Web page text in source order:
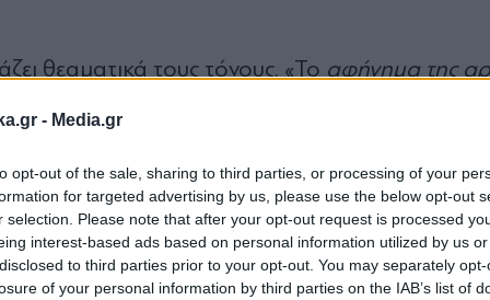
- Media.gr
opt-out of the sale, sharing to third parties, or processing of your
for targeted advertising by us, please use the below opt-out
selection. Please note that after your opt-out request is processed
interest-based ads based on personal information utilized by us
to third parties prior to your opt-out. You may separately
of your personal information by third parties on the IAB’s list of
θεαματικά τους τόνους. «Το αφήγημα της
η Χαριλάου Τρικούπη, υποστηρίζοντας ότι ο
και επιχειρεί να μεταθέσει την ευθύνη στη
Αγροτικής Ανάπτυξης ουσιαστικά
ΑΕΙ, επικαλούμενος άγνοια του νόμου και
υπουργού το 2007 μπορεί να έγινε από
ένα κομματικό ρουσφέτι και